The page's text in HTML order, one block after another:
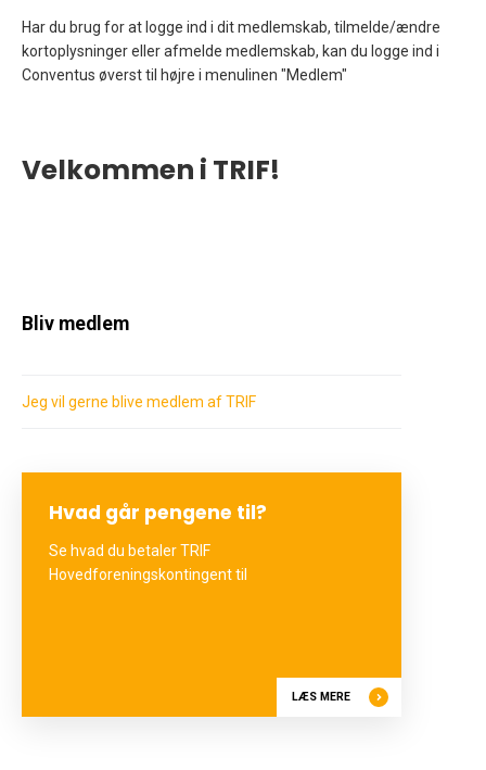
Har du brug for at logge ind i dit medlemskab, tilmelde/ændre
kortoplysninger eller afmelde medlemskab, kan du logge ind i
Conventus øverst til højre i menulinen "Medlem"
Velkommen i TRIF!
Bliv medlem
Jeg vil gerne blive medlem af TRIF
Hvad går pengene til?
Se hvad du betaler TRIF
Hovedforeningskontingent til
LÆS MERE